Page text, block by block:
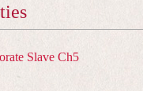
Slave Ch5